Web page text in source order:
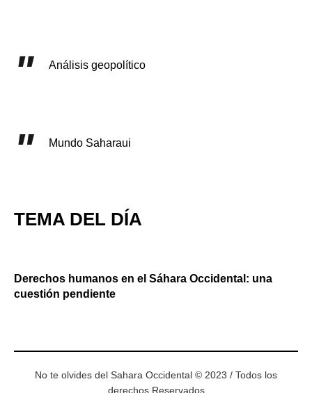
Análisis geopolítico
Mundo Saharaui
TEMA DEL DÍA
Derechos humanos en el Sáhara Occidental: una
cuestión pendiente
No te olvides del Sahara Occidental © 2023 / Todos los
derechos Reservados